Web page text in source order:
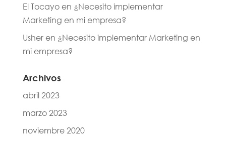
El Tocayoen ¿Necesito implementar
Marketing en mi empresa?
Usheren ¿Necesito implementar Marketing en
mi empresa?
Archivos
abril 2023
marzo 2023
noviembre 2020